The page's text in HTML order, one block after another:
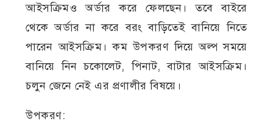
আইসক্রিমও অর্ডার করে ফেলছেন। তবে বাইরে
থেকে অর্ডার না করে বরং বাড়িতেই বানিয়ে নিতে
পারেন আইসক্রিম। কম উপকরণ দিয়ে অল্প সময়ে
বানিয়ে নিন চকোলেট, পিনাট, বাটার আইসক্রিম।
চলুন জেনে নেই এর প্রণালীর বিষয়ে।
উপকরণ: